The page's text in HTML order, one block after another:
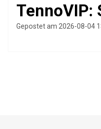
TennoVIP:
Gepostet am 2026-08-04